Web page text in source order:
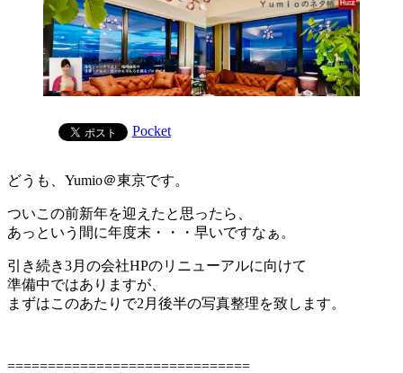
Pocket
どうも、Yumio＠東京です。
ついこの前新年を迎えたと思ったら、
あっという間に年度末・・・早いですなぁ。
引き続き3月の会社HPのリニューアルに向けて
準備中ではありますが、
まずはこのあたりで2月後半の写真整理を致します。
==============================